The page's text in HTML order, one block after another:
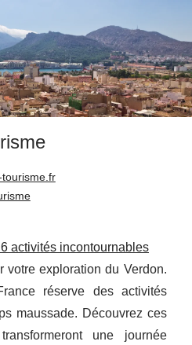
activités incontournables
votre exploration du Verdon.
réserve des activités
maussade. Découvrez ces
une journée